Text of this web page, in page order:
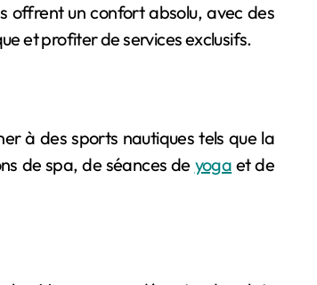
offrent un confort absolu, avec des
et profiter de services exclusifs.
à des sports nautiques tels que la
de spa, de séances de yoga et de